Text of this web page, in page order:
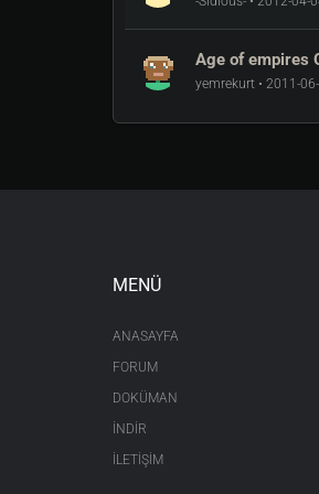
Age of empires
yemrekurt • 2011-
MENÜ
ANASAYFA
FORUM
DOKÜMAN
İNDİR
İLETİŞİM